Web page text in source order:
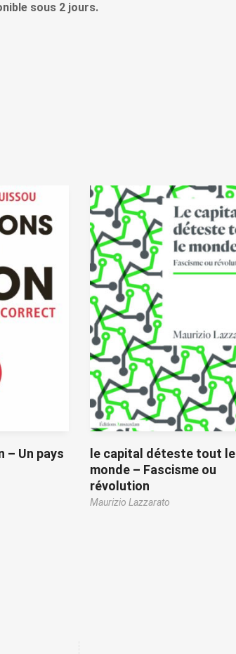
sous 2 jours.
– Un pays
le capital déteste tout le
monde – Fascisme ou
révolution
Maurizio Lazzarato